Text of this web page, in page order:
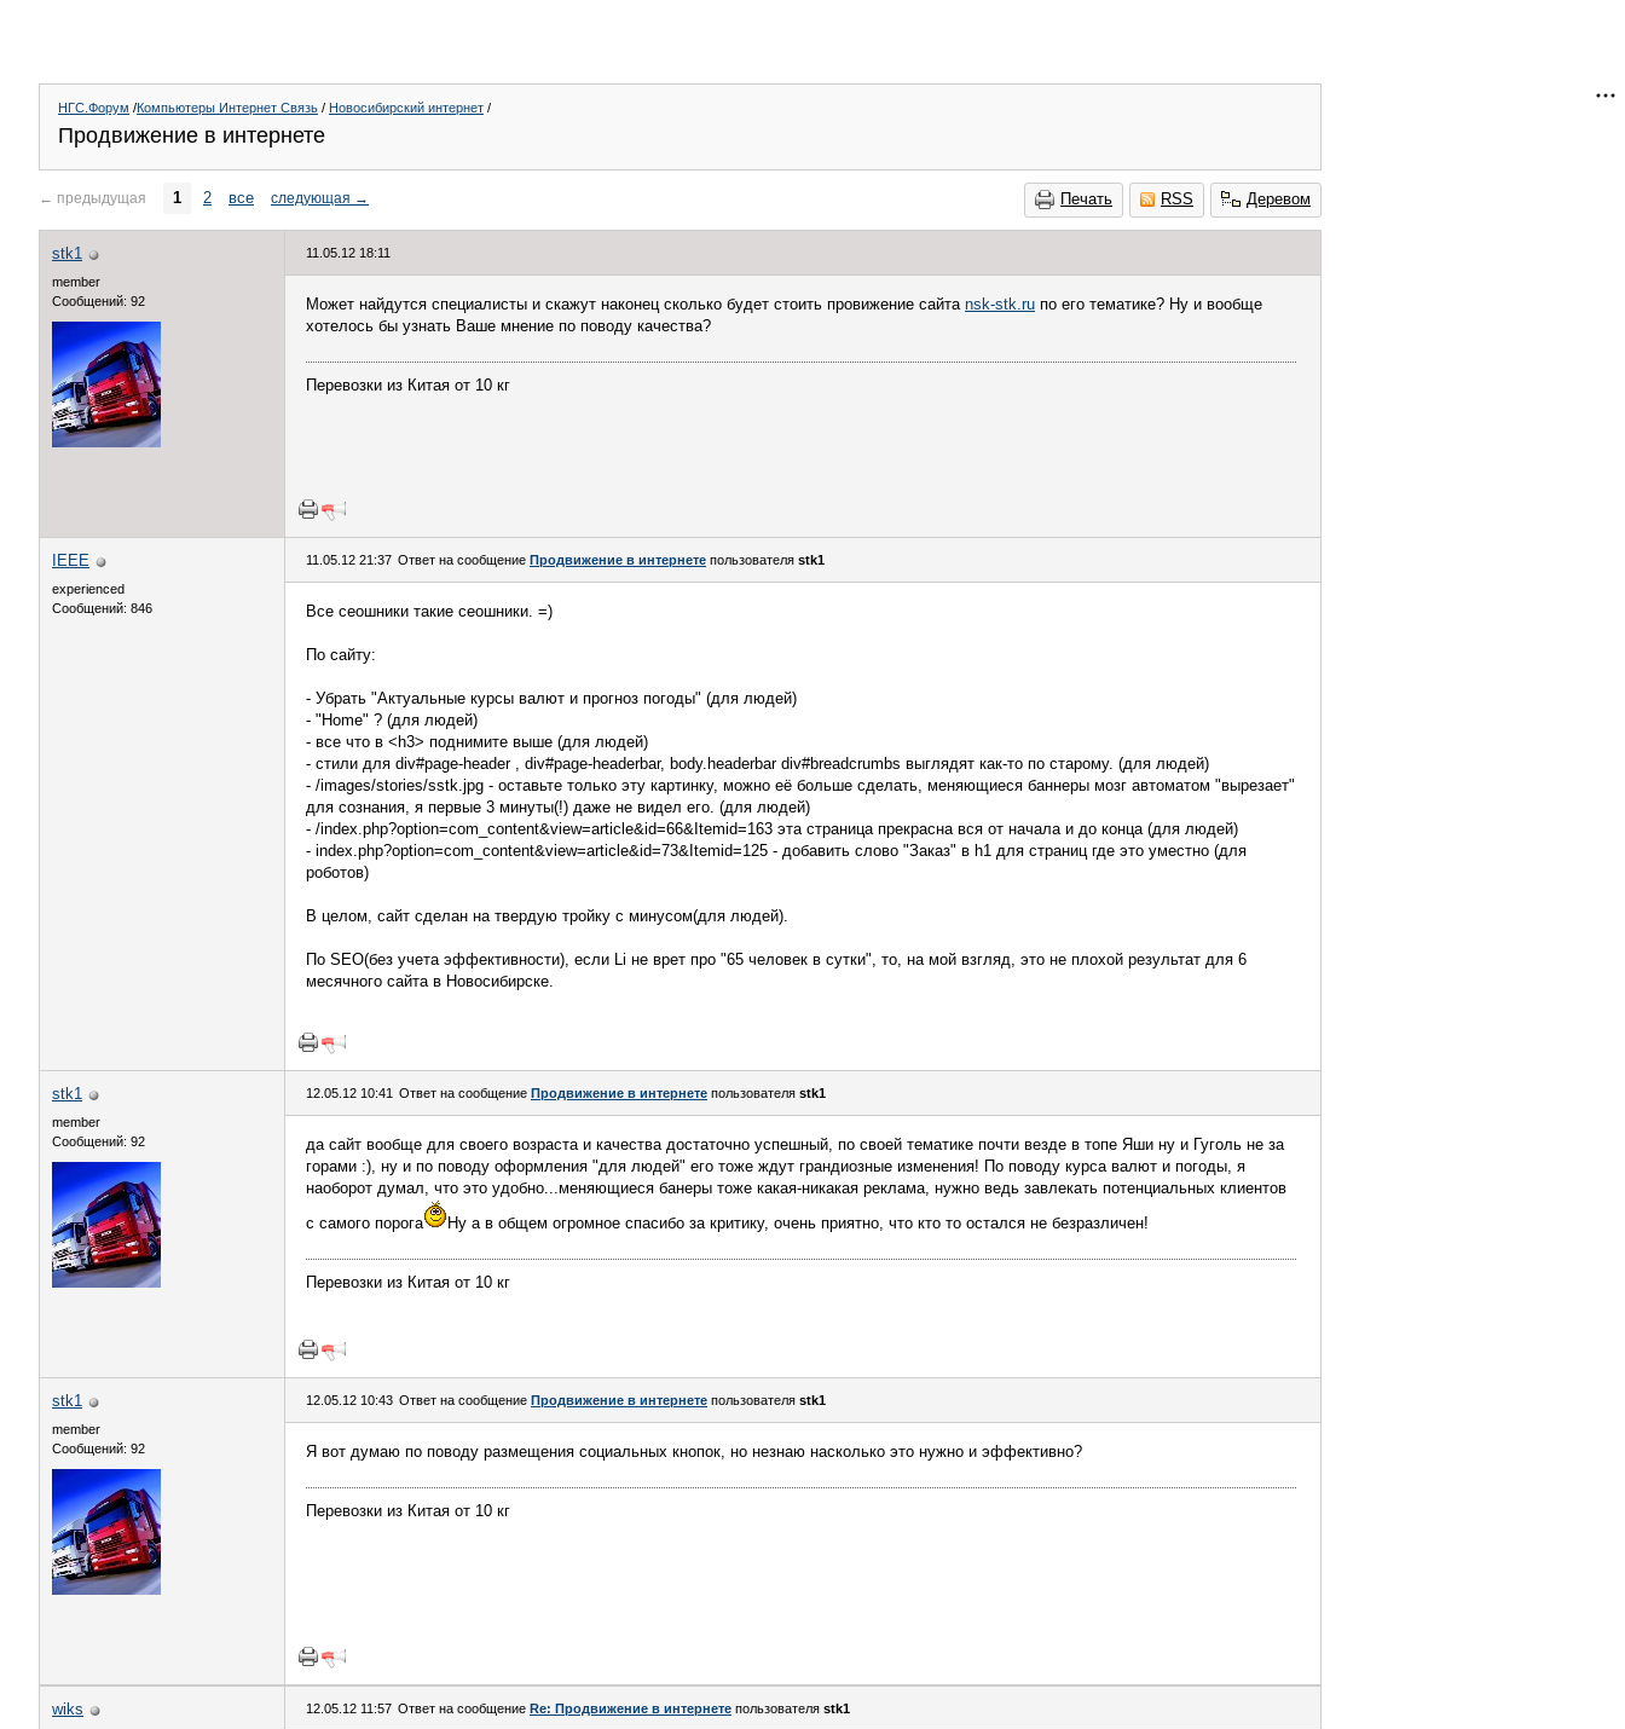
НГС.Форум /Компьютеры Интернет Связь / Новосибирский интернет /
Продвижение в интернете
Печать RSS Деревом
← предыдущая 1 2 все следующая →
stk1
member
Сообщений: 92
11.05.12 18:11
Может найдутся специалисты и скажут наконец сколько будет стоить провижение сайта nsk-stk.ru по его тематике? Ну и вообще
хотелось бы узнать Ваше мнение по поводу качества?
Перевозки из Китая от 10 кг
IEEE
experienced
Сообщений: 846
11.05.12 21:37 Ответ на сообщение Продвижение в интернете пользователя stk1
Все сеошники такие сеошники. =)
По сайту:
- Убрать "Актуальные курсы валют и прогноз погоды" (для людей)
- "Home" ? (для людей)
- все что в <h3> поднимите выше (для людей)
- стили для div#page-header , div#page-headerbar, body.headerbar div#breadcrumbs выглядят как-то по старому. (для людей)
- /images/stories/sstk.jpg - оставьте только эту картинку, можно её больше сделать, меняющиеся баннеры мозг автоматом "вырезает"
для сознания, я первые 3 минуты(!) даже не видел его. (для людей)
- /index.php?option=com_content&view=article&id=66&Itemid=163 эта страница прекрасна вся от начала и до конца (для людей)
- index.php?option=com_content&view=article&id=73&Itemid=125 - добавить слово "Заказ" в h1 для страниц где это уместно (для
роботов)
В целом, сайт сделан на твердую тройку с минусом(для людей).
По SEO(без учета эффективности), если Li не врет про "65 человек в сутки", то, на мой взгляд, это не плохой результат для 6
месячного сайта в Новосибирске.
stk1
member
Сообщений: 92
12.05.12 10:41 Ответ на сообщение Продвижение в интернете пользователя stk1
да сайт вообще для своего возраста и качества достаточно успешный, по своей тематике почти везде в топе Яши ну и Гуголь не за
горами :), ну и по поводу оформления "для людей" его тоже ждут грандиозные изменения! По поводу курса валют и погоды, я
наоборот думал, что это удобно...меняющиеся банеры тоже какая-никакая реклама, нужно ведь завлекать потенциальных клиентов
с самого порога
Ну а в общем огромное спасибо за критику, очень приятно, что кто то остался не безразличен!
Перевозки из Китая от 10 кг
stk1
member
Сообщений: 92
12.05.12 10:43 Ответ на сообщение Продвижение в интернете пользователя stk1
Я вот думаю по поводу размещения социальных кнопок, но незнаю насколько это нужно и эффективно?
Перевозки из Китая от 10 кг
wiks 12.05.12 11:57 Ответ на сообщение Re: Продвижение в интернете пользователя stk1